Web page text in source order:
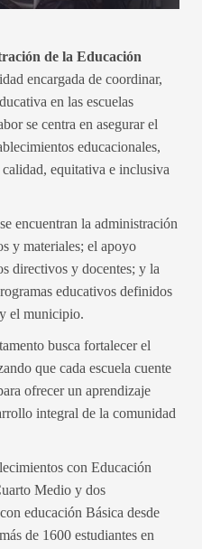
Nogales
escolar en Nogales!
0
de la Educación
encargada de coordinar,
en las escuelas
se centra en asegurar el
educacionales,
equitativa e inclusiva
encuentran la administración
y materiales; el apoyo
directivos y docentes; y la
educativos definidos
el municipio.
busca fortalecer el
que cada escuela cuente
ofrecer un aprendizaje
integral de la comunidad
con Educación
Medio y dos
educación Básica desde
de 1600 estudiantes en